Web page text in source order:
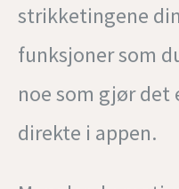
strikketingene
funksjoner som
noe som gjør det
direkte i appen.